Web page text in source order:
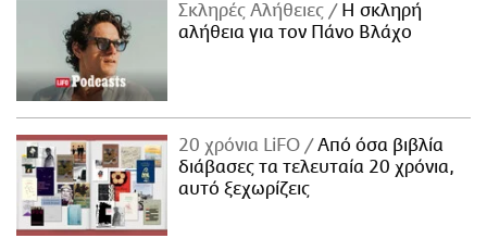
Σκληρές Αλήθειες
H σκληρή
αλήθεια για τον Πάνο Βλάχο
20 χρόνια LiFO
Από όσα βιβλία
διάβασες τα τελευταία 20 χρόνια,
αυτό ξεχωρίζεις